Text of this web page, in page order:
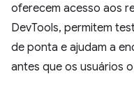
oferecem acesso aos
DevTools, permitem
de ponta e ajudam a
antes que os usuários